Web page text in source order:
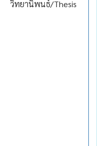
วิทยานิพนธ์/Thesis